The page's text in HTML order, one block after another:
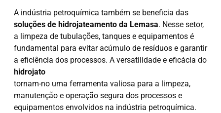
A indústria petroquímica também se beneficia das
soluções de hidrojateamento da Lemasa. Nesse setor,
a limpeza de tubulações, tanques e equipamentos é
fundamental para evitar acúmulo de resíduos e garantir
a eficiência dos processos. A versatilidade e eficácia do
hidrojato
tornam-no uma ferramenta valiosa para a limpeza,
manutenção e operação segura dos processos e
equipamentos envolvidos na indústria petroquímica.